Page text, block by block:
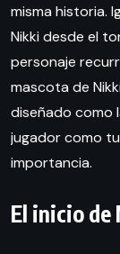
misma historia.
Nikki desde el
personaje
mascota de
diseñado como
jugador como
importancia.
El inicio